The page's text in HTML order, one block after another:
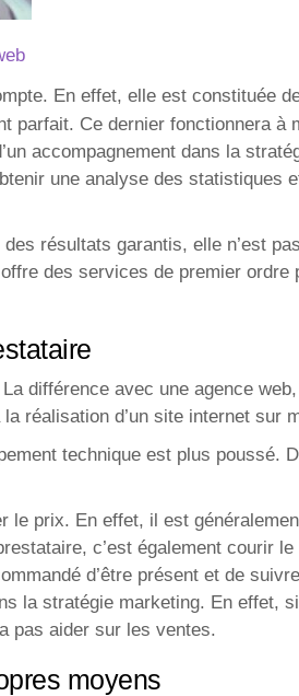
En effet, elle est constituée
parfait. Ce dernier fonctionnera à
accompagnement dans la
une analyse des statistiques
résultats garantis, elle n’est
des services de premier ordre
différence avec une agence
réalisation d’un site internet sur
technique est plus poussé.
le prix. En effet, il est
c’est également courir le
d’être présent et de
la stratégie marketing. En effet,
pas aider sur les ventes.
moyens